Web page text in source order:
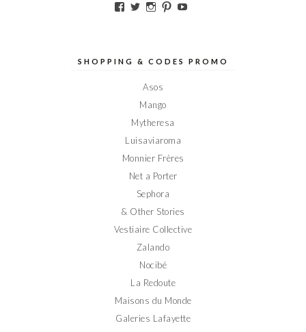
Voir
sur
Voir
sur
Voir
sur
Voir
sur sur
SHOPPING & CODES PROMO
Asos
Mango
Mytheresa
Luisaviaroma
Monnier Frères
Net a Porter
Sephora
& Other Stories
Vestiaire Collective
Zalando
Nocibé
La Redoute
Maisons du Monde
Galeries Lafayette